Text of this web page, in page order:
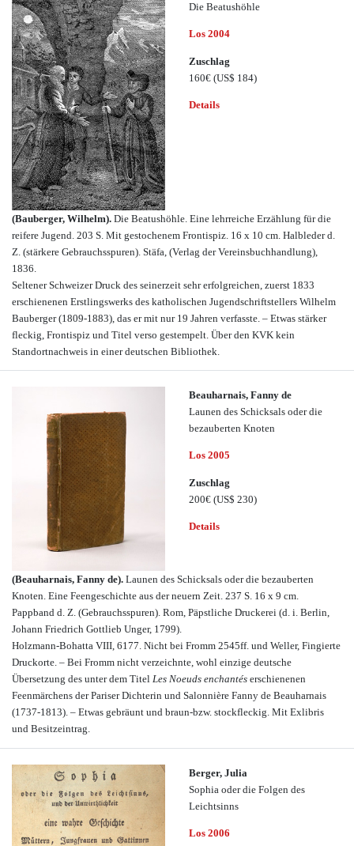
Die Beatushöhle
Los 2004
Zuschlag
160€ (US$ 184)
Details
(Bauberger, Wilhelm). Die Beatushöhle. Eine lehrreiche Erzählung für die
reifere Jugend. 203 S. Mit gestochenem Frontispiz. 16 x 10 cm. Halbleder d.
Z. (stärkere Gebrauchsspuren). Stäfa, (Verlag der Vereinsbuchhandlung),
1836.
Seltener Schweizer Druck des seinerzeit sehr erfolgreichen, zuerst 1833
erschienenen Erstlingswerks des katholischen Jugendschriftstellers Wilhelm
Bauberger (1809-1883), das er mit nur 19 Jahren verfasste. – Etwas stärker
fleckig, Frontispiz und Titel verso gestempelt. Über den KVK kein
Standortnachweis in einer deutschen Bibliothek.
Beauharnais, Fanny de
Launen des Schicksals oder die
bezauberten Knoten
Los 2005
Zuschlag
200€ (US$ 230)
Details
(Beauharnais, Fanny de). Launen des Schicksals oder die bezauberten
Knoten. Eine Feengeschichte aus der neuern Zeit. 237 S. 16 x 9 cm.
Pappband d. Z. (Gebrauchsspuren). Rom, Päpstliche Druckerei (d. i. Berlin,
Johann Friedrich Gottlieb Unger, 1799).
Holzmann-Bohatta VIII, 6177. Nicht bei Fromm 2545ff. und Weller, Fingierte
Druckorte. – Bei Fromm nicht verzeichnte, wohl einzige deutsche
Übersetzung des unter dem Titel Les Noeuds enchantés erschienenen
Feenmärchens der Pariser Dichterin und Salonnière Fanny de Beauharnais
(1737-1813). – Etwas gebräunt und braun-bzw. stockfleckig. Mit Exlibris
und Besitzeintrag.
Berger, Julia
Sophia oder die Folgen des
Leichtsinns
Los 2006